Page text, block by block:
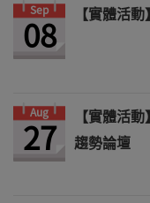
Sep
08 【實體活
Aug
27
【實體活
趨勢論壇